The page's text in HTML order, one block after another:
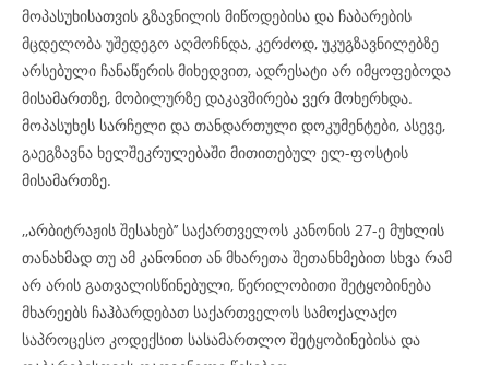
მოპასუხისათვის გზავნილის მიწოდებისა და ჩაბარების
მცდელობა უშედეგო აღმოჩნდა, კერძოდ, უკუგზავნილებზე
არსებული ჩანაწერის მიხედვით, ადრესატი არ იმყოფებოდა
მისამართზე, მობილურზე დაკავშირება ვერ მოხერხდა.
მოპასუხეს სარჩელი და თანდართული დოკუმენტები, ასევე,
გაეგზავნა ხელშეკრულებაში მითითებულ ელ-ფოსტის
მისამართზე.
,,არბიტრაჟის შესახებ’’ საქართველოს კანონის 27-ე მუხლის
თანახმად თუ ამ კანონით ან მხარეთა შეთანხმებით სხვა რამ
არ არის გათვალისწინებული, წერილობითი შეტყობინება
მხარეებს ჩაჰბარდებათ საქართველოს სამოქალაქო
საპროცესო კოდექსით სასამართლო შეტყობინებისა და